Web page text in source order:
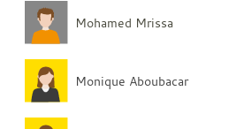
Mohamed Mrissa
Monique Aboubacar